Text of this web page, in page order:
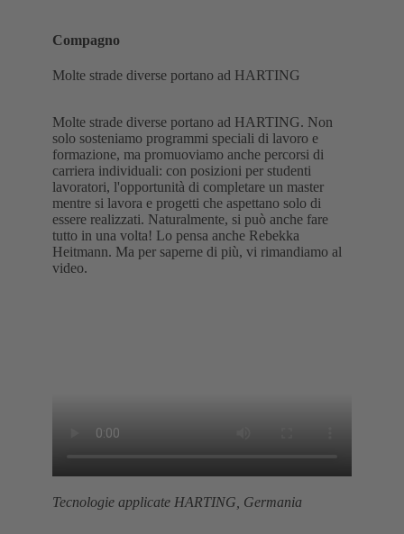
Compagno
Molte strade diverse portano ad HARTING
Molte strade diverse portano ad HARTING. Non
solo sosteniamo programmi speciali di lavoro e
formazione, ma promuoviamo anche percorsi di
carriera individuali: con posizioni per studenti
lavoratori, l'opportunità di completare un master
mentre si lavora e progetti che aspettano solo di
essere realizzati. Naturalmente, si può anche fare
tutto in una volta! Lo pensa anche Rebekka
Heitmann. Ma per saperne di più, vi rimandiamo al
video.
Tecnologie applicate HARTING, Germania